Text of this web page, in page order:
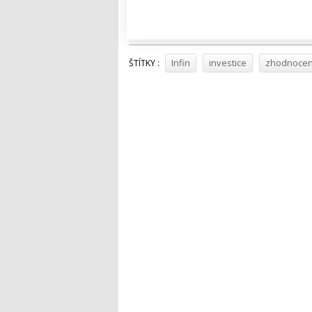
ŠTÍTKY : Infin investice